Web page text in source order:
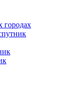
городах